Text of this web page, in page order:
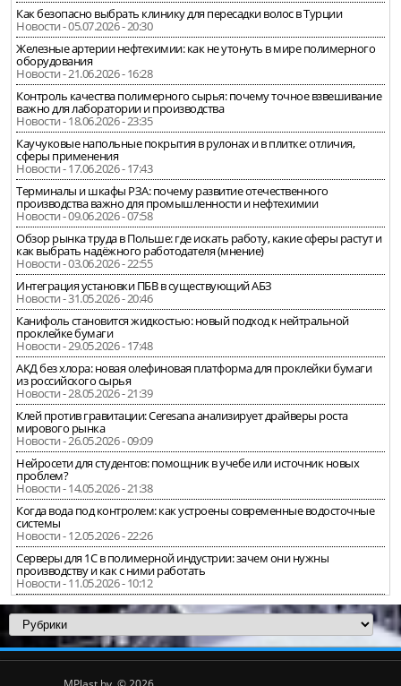
Как безопасно выбрать клинику для пересадки волос в Турции
Новости - 05.07.2026 - 20:30
Железные артерии нефтехимии: как не утонуть в мире полимерного
оборудования
Новости - 21.06.2026 - 16:28
Контроль качества полимерного сырья: почему точное взвешивание
важно для лаборатории и производства
Новости - 18.06.2026 - 23:35
Каучуковые напольные покрытия в рулонах и в плитке: отличия,
сферы применения
Новости - 17.06.2026 - 17:43
Терминалы и шкафы РЗА: почему развитие отечественного
производства важно для промышленности и нефтехимии
Новости - 09.06.2026 - 07:58
Обзор рынка труда в Польше: где искать работу, какие сферы растут и
как выбрать надёжного работодателя (мнение)
Новости - 03.06.2026 - 22:55
Интеграция установки ПБВ в существующий АБЗ
Новости - 31.05.2026 - 20:46
Канифоль становится жидкостью: новый подход к нейтральной
проклейке бумаги
Новости - 29.05.2026 - 17:48
АКД без хлора: новая олефиновая платформа для проклейки бумаги
из российского сырья
Новости - 28.05.2026 - 21:39
Клей против гравитации: Ceresana анализирует драйверы роста
мирового рынка
Новости - 26.05.2026 - 09:09
Нейросети для студентов: помощник в учебе или источник новых
проблем?
Новости - 14.05.2026 - 21:38
Когда вода под контролем: как устроены современные водосточные
системы
Новости - 12.05.2026 - 22:26
Серверы для 1С в полимерной индустрии: зачем они нужны
производству и как с ними работать
Новости - 11.05.2026 - 10:12